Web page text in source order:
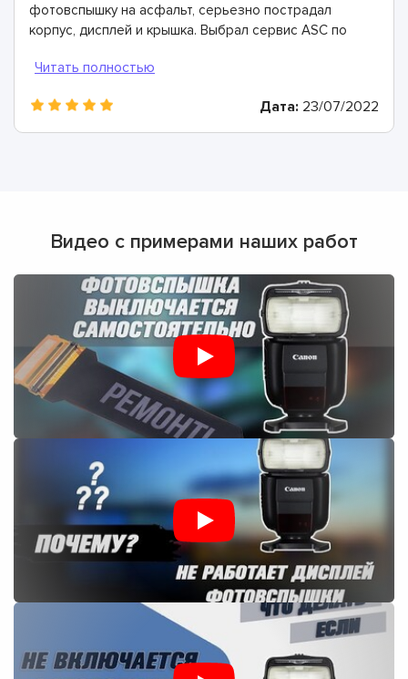
фотовспышку на асфальт, серьезно пострадал
корпус, дисплей и крышка. Выбрал сервис ASC по
буквально заново, заменив необходимые детали и
клиент!
Дата: 23/07/2022
Видео с примерами наших работ